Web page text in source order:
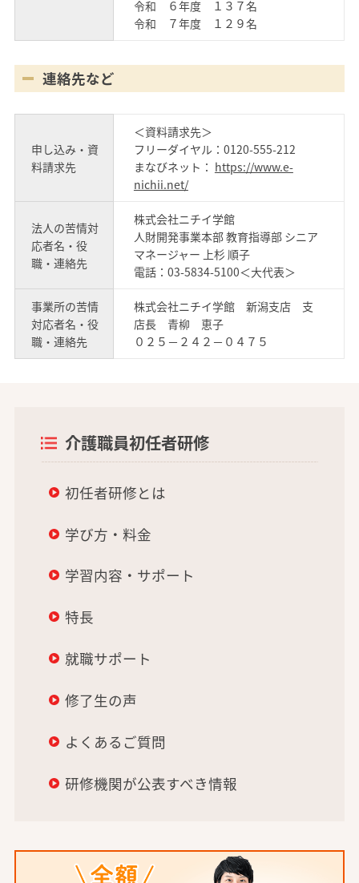
令和 ６年度 １３７名
令和 ７年度 １２９名
連絡先など
申し込み・資
料請求先
＜資料請求先＞
フリーダイヤル：0120-555-212
まなびネット： https://www.e-
nichii.net/
法人の苦情対
応者名・役
職・連絡先
株式会社ニチイ学館
人財開発事業本部 教育指導部 シニア
マネージャー 上杉 順子
電話：03-5834-5100＜大代表＞
事業所の苦情
対応者名・役
職・連絡先
株式会社ニチイ学館 新潟支店 支
店長 青柳 恵子
０２５－２４２－０４７５
介護職員初任者研修
初任者研修とは
学び方・料金
学習内容・サポート
特長
就職サポート
修了生の声
よくあるご質問
研修機関が公表すべき情報